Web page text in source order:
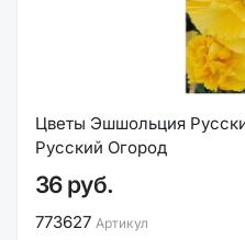
Цветы Эшшольция
Русский Огород
36 руб.
773627 Артикул